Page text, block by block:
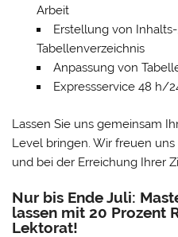
Arbeit
Erstellung von
Tabellenverzeichnis
Anpassung von
Expressservice 48 h/
Lassen Sie uns gemeinsam
Level bringen. Wir freuen
und bei der Erreichung Ihrer
Nur bis Ende Juli:
lassen mit 20 Prozent
Lektorat!